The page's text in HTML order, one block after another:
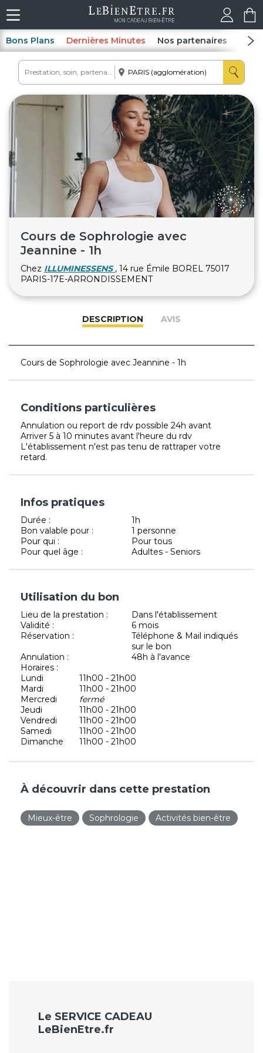
Bons Plans Dernières Minutes Nos partenaires Spas
Cours de Sophrologie avec
Jeannine - 1h
Chez ILLUMINESSENS , 14 rue Émile BOREL 75017
PARIS-17E-ARRONDISSEMENT
DESCRIPTION AVIS
Cours de Sophrologie avec Jeannine - 1h
Conditions particulières
Annulation ou report de rdv possible 24h avant
Arriver 5 à 10 minutes avant l'heure du rdv
L'établissement n'est pas tenu de rattraper votre
retard.
Infos pratiques
Durée :
1h
Bon valable pour :
1 personne
Pour qui :
Pour tous
Pour quel âge :
Adultes - Seniors
Utilisation du bon
Lieu de la prestation :
Dans l'établissement
Validité :
6 mois
Réservation :
Téléphone & Mail indiqués
sur le bon
Annulation :
48h à l'avance
Horaires :
Lundi
11h00 - 21h00
Mardi
11h00 - 21h00
Mercredi
fermé
Jeudi
11h00 - 21h00
Vendredi
11h00 - 21h00
Samedi
11h00 - 21h00
Dimanche
11h00 - 21h00
À découvrir dans cette prestation
Mieux-être Sophrologie Activités bien-être
Le SERVICE CADEAU
LeBienEtre.fr